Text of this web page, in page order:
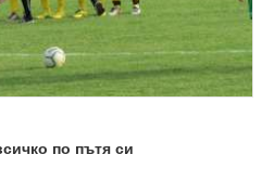
по пътя си